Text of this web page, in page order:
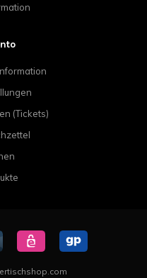
(Tickets)